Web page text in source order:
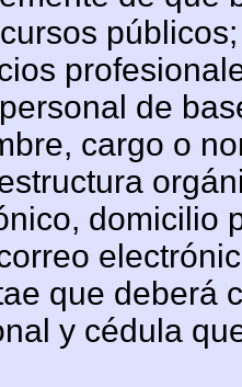
de
cargo o
domicilio
que deberá
y cédula